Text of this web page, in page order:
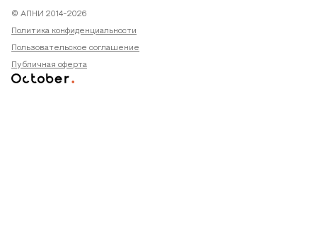
© АПНИ 2014-2026
Политика конфиденциальности
Пользовательское соглашение
Публичная оферта